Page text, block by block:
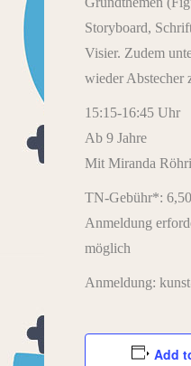
Storyboard,
Visier. Zudem
wieder Abstecher
15:15-16:45 Uhr
Ab 9 Jahre
Mit Miranda
TN-Gebühr*:
Anmeldung
möglich
Anmeldung:
Add